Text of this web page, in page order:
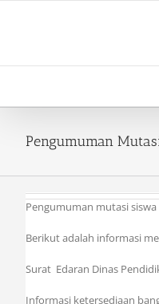
Pengumuman
Pengumuman mutasi siswa
Berikut adalah informasi
Surat Edaran Dinas
Informasi ketersediaan